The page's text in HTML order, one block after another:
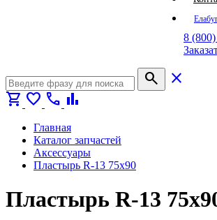
8
search
close
shopping_cart favorite call bar_chart
Главная
Каталог запчастей
Аксессуары
Пластырь R-13 75х90
Пластырь R-13